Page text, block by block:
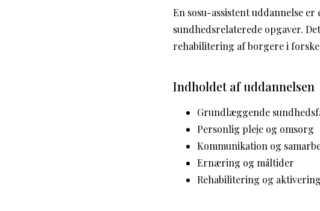
En sosu-assistent uddannelse
sundhedsrelaterede opgaver.
rehabilitering af borgere i
Indholdet af uddannelsen
Grundlæggende
Personlig pleje og omsorg
Kommunikation og
Ernæring og måltider
Rehabilitering og